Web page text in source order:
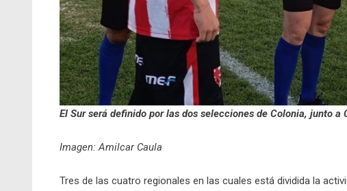
El Sur será definido por las dos selecciones de Colonia, junto a
Imagen: Amilcar Caula
Tres de las cuatro regionales en las cuales está dividida la